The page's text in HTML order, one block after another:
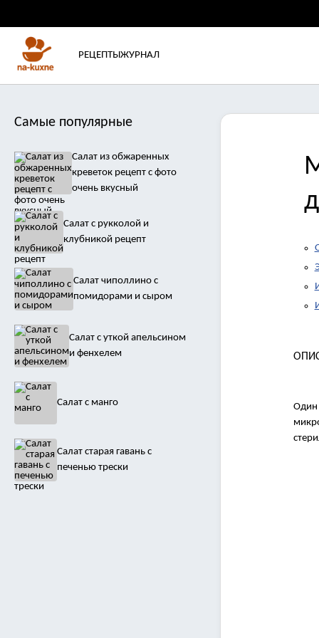
РЕЦЕПТЫЖУРНАЛ
Самые популярные
Салат из обжаренных
креветок рецепт с фото
очень вкусный
Салат с рукколой и
клубникой рецепт
Салат чиполлино с
помидорами и сыром
Салат с уткой апельсином
и фенхелем
Салат с манго
Салат старая гавань с
печенью трески
Один